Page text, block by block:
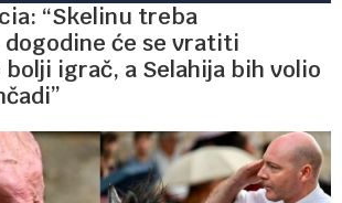
“Skelinu treba
će se vratiti
bolji igrač, a Selahija bih volio